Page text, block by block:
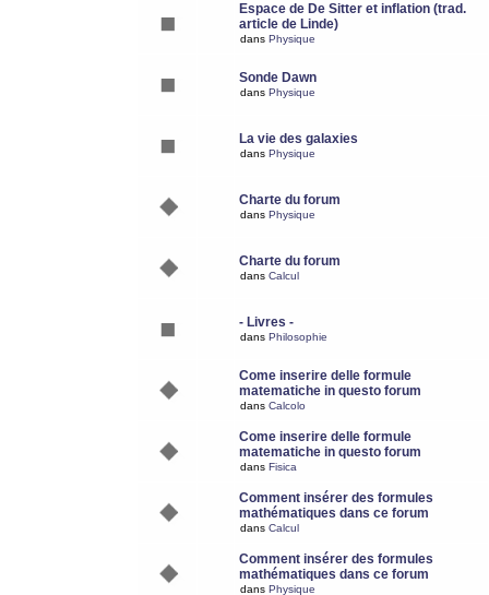
Espace de De Sitter et inflation (trad.
article de Linde)
dans Physique
Sonde Dawn
dans Physique
La vie des galaxies
dans Physique
Charte du forum
dans Physique
Charte du forum
dans Calcul
- Livres -
dans Philosophie
Come inserire delle formule
matematiche in questo forum
dans Calcolo
Come inserire delle formule
matematiche in questo forum
dans Fisica
Comment insérer des formules
mathématiques dans ce forum
dans Calcul
Comment insérer des formules
mathématiques dans ce forum
dans Physique